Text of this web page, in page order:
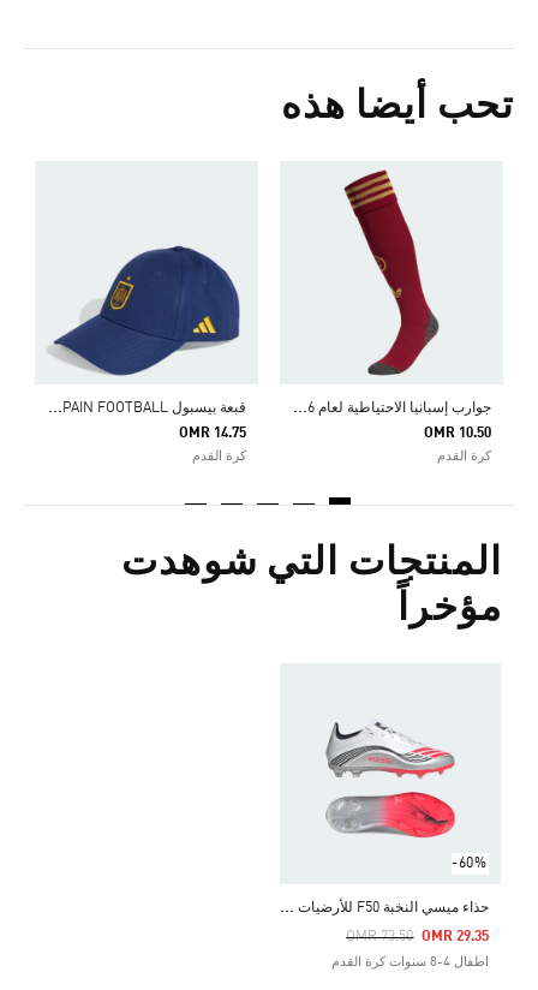
تحب أيضا هذه
ج
وارب إسبانيا الاحتياطية لعام 2026
OMR 10.50
كرة القدم
ق
بعة بيسبول RFEF SPAIN FOOTBALL
OMR 14.75
كرة القدم
المنتجات التي شوهدت
مؤخراً
-60%
ح
ذاء ميسي النخبة F50 للأرضيات الصلبة للأطفال.
Price Reduced From
OMR 73.50
To OMR 29.35
اطفال 4-8 سنوات كرة القدم